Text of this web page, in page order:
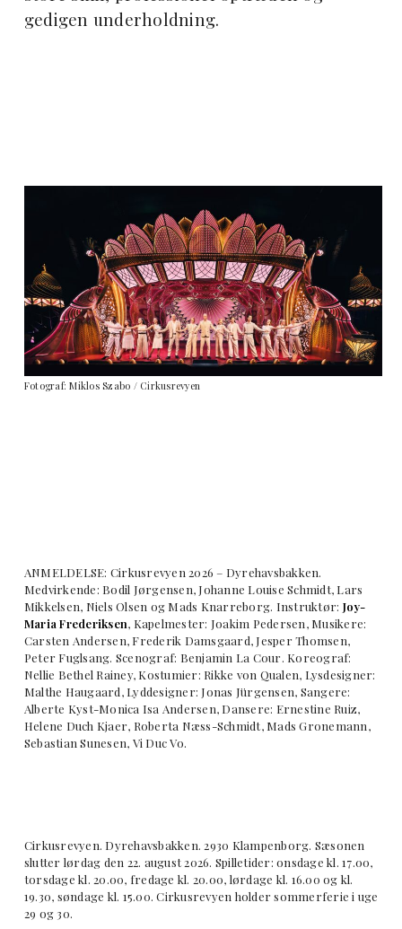
gedigen underholdning.
Fotograf: Miklos Szabo / Cirkusrevyen
ANMELDELSE: Cirkusrevyen 2026 – Dyrehavsbakken.
Medvirkende: Bodil Jørgensen, Johanne Louise Schmidt, Lars
Mikkelsen, Niels Olsen og Mads Knarreborg. Instruktør: Joy-
Maria Frederiksen, Kapelmester: Joakim Pedersen, Musikere:
Carsten Andersen, Frederik Damsgaard, Jesper Thomsen,
Peter Fuglsang. Scenograf: Benjamin La Cour. Koreograf:
Nellie Bethel Rainey, Kostumier: Rikke von Qualen, Lysdesigner:
Malthe Haugaard, Lyddesigner: Jonas Jürgensen, Sangere:
Alberte Kyst-Monica Isa Andersen, Dansere: Ernestine Ruiz,
Helene Duch Kjaer, Roberta Næss-Schmidt, Mads Gronemann,
Sebastian Sunesen, Vi Duc Vo.
Cirkusrevyen. Dyrehavsbakken. 2930 Klampenborg. Sæsonen
slutter lørdag den 22. august 2026. Spilletider: onsdage kl. 17.00,
torsdage kl. 20.00, fredage kl. 20.00, lørdage kl. 16.00 og kl.
19.30, søndage kl. 15.00. Cirkusrevyen holder sommerferie i uge
29 og 30.